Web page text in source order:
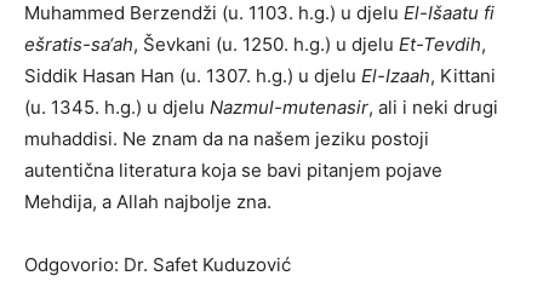
Muhammed Berzendži (u. 1103. h.g.) u djelu El-Išaatu fi
ešratis-sa‘ah, Ševkani (u. 1250. h.g.) u djelu Et-Tevdih,
Siddik Hasan Han (u. 1307. h.g.) u djelu El-Izaah, Kittani
(u. 1345. h.g.) u djelu Nazmul-mutenasir, ali i neki drugi
muhaddisi. Ne znam da na našem jeziku postoji
autentična literatura koja se bavi pitanjem pojave
Mehdija, a Allah najbolje zna.
Odgovorio: Dr. Safet Kuduzović